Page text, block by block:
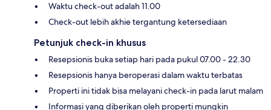
Waktu check-out adalah 11.00
Check-out lebih akhie tergantung ketersediaan
Petunjuk check-in khusus
Resepsionis buka setiap hari pada pukul 07.00 - 22.30
Resepsionis hanya beroperasi dalam waktu terbatas
Properti ini tidak bisa melayani check-in pada larut malam
Informasi yang diberikan oleh properti mungkin